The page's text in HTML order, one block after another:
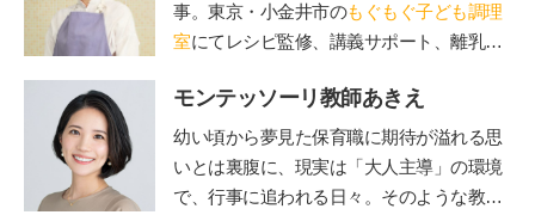
事。東京・小金井市のもぐもぐ子ども調理
室にてレシピ監修、講義サポート、離乳
モンテッソーリ教師あきえ
幼い頃から夢見た保育職に期待が溢れる思
いとは裏腹に、現実は「大人主導」の環境
で、行事に追われる日々。そのような教育